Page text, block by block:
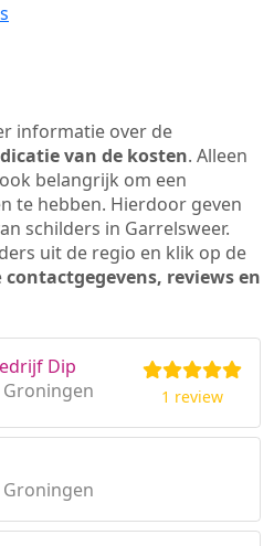
informatie over de
van de kosten. Alleen
belangrijk om een
te hebben. Hierdoor geven
schilders in Garrelsweer.
uit de regio en klik op de
contactgegevens, reviews en
Dip
Groningen
1 review
Groningen